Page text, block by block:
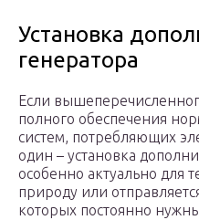
Установка
генератора
Если
полного обеспечения
систем, потребляющих
один – установка
особенно актуально для
природу или
которых постоянно